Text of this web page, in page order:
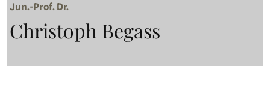
Jun.-Prof. Dr.
Christoph Begass